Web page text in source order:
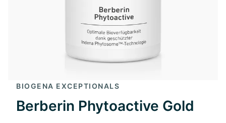
BIOGENA EXCEPTIONALS
Berberin Phytoactive Gold